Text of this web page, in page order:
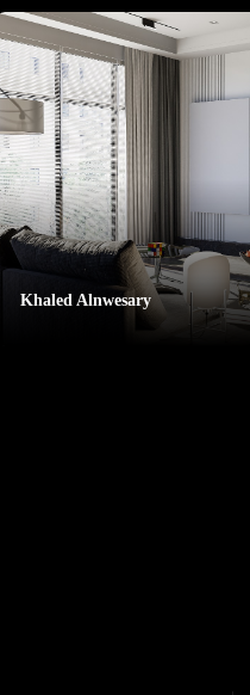
Khaled Alnwesary